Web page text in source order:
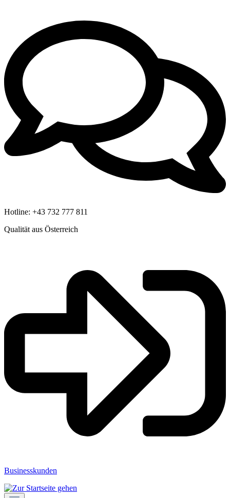
Hotline: +43 732 777 811
Qualität aus Österreich
Businesskunden